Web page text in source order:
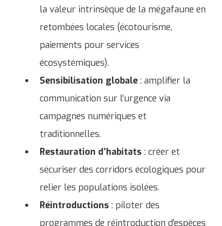
la valeur intrinsèque de la mégafaune en
retombées locales (écotourisme,
paiements pour services
écosystémiques).
Sensibilisation globale : amplifier la
communication sur l’urgence via
campagnes numériques et
traditionnelles.
Restauration d’habitats : créer et
sécuriser des corridors écologiques pour
relier les populations isolées.
Réintroductions : piloter des
programmes de réintroduction d’espèces